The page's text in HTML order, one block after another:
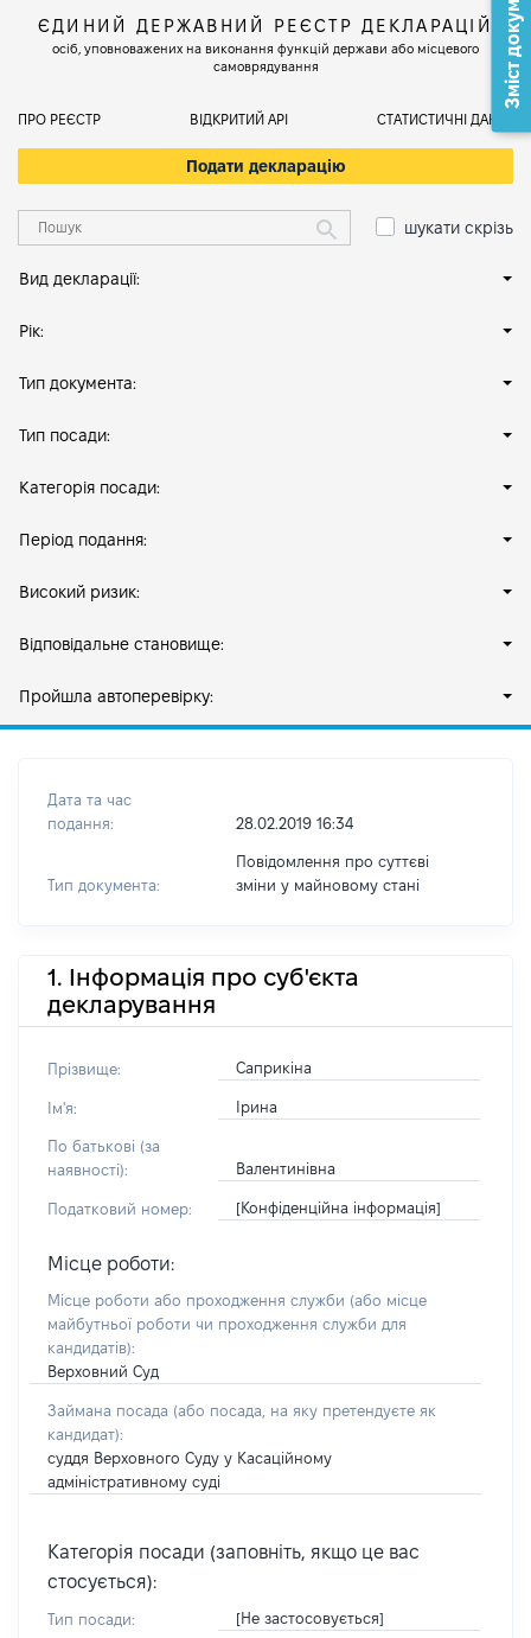
ЄДИНИЙ ДЕРЖАВНИЙ РЕЄСТР ДЕКЛАРАЦІЙ
осіб, уповноважених на виконання функцій держави або місцевого
самоврядування
ПРО РЕЄСТР ВІДКРИТИЙ АРІ СТАТИСТИЧНІ ДАНІ
Подати декларацію
шукати скрізь
Вид декларації:
Рік:
Тип документа:
Тип посади:
Категорія посади:
Період подання:
Високий ризик:
Відповідальне становище:
Пройшла автоперевірку:
Дата та час
подання:
28.02.2019 16:34
Тип документа:
Повідомлення про суттєві
зміни y майновому стані
1. Інформація про суб'єкта
декларування
Прізвище: Саприкіна
Ім'я: Ірина
По батькові (за
наявності):
Валентинівна
Податковий номер: [Конфіденційна інформація]
Місце роботи:
Місце роботи або проходження служби (або місце
майбутньої роботи чи проходження служби для
кандидатів):
Верховний Суд
Займана посада (або посада, на яку претендуєте як
кандидат):
суддя Верховного Суду у Касаційному
адміністративному суді
Категорія посади (заповніть, якщо це вас
стосується):
Тип посади: [Не застосовується]
Зміст документа